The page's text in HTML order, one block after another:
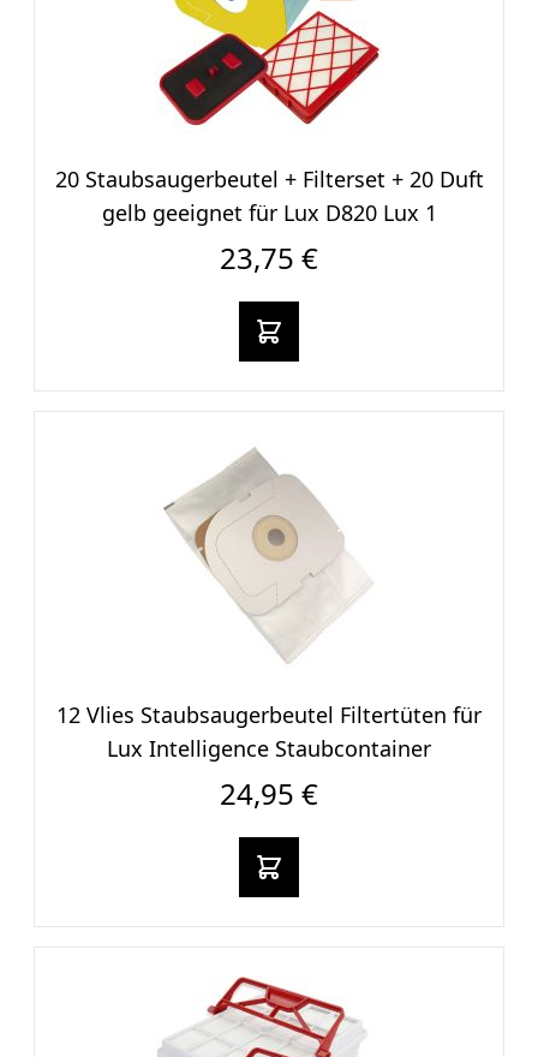
20 Staubsaugerbeutel + Filterset + 20 Duft
gelb geeignet für Lux D820 Lux 1
23,75 €
In den warenkorb
12 Vlies Staubsaugerbeut​el Filtertüten für
Lux Intelligence Staubcontainer
24,95 €
In den warenkorb